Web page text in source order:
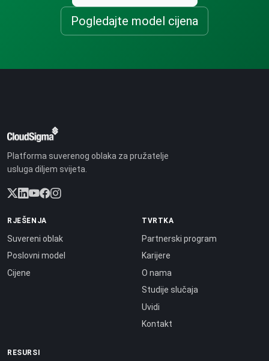
Pogledajte model cijena
Platforma suverenog oblaka za pružatelje
usluga diljem svijeta.
RJEŠENJA
Suvereni oblak
Poslovni model
Cijene
TVRTKA
Partnerski program
Karijere
O nama
Studije slučaja
Uvidi
Kontakt
RESURSI